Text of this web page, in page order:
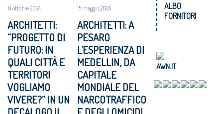
14 ottobre 2024
ARCHITETTI:
“PROGETTO DI
FUTURO: IN
QUALI CITTÀ E
TERRITORI
VOGLIAMO
VIVERE?” IN UN
15 maggio 2024
ARCHITETTI: A
PESARO
L’ESPERIENZA DI
MEDELLIN, DA
CAPITALE
MONDIALE DEL
NARCOTRAFFICO
ALBO
FORNITORI
AWN.IT